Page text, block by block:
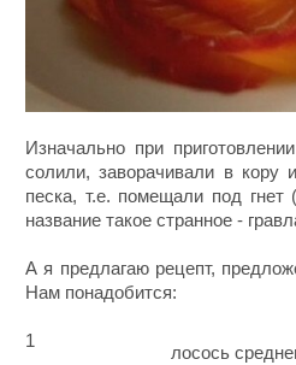
Изначально при
солили, заворачивали в кору
песка, т.е. помещали под
название такое странное -
А я предлагаю рецепт,
Нам понадобится:
1
лосось